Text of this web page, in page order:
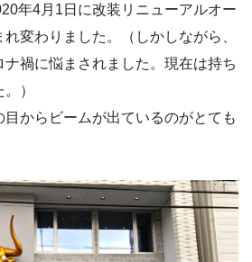
年4月1日に改装リニューアルオー
変わりました。（しかしながら、
禍に悩まされました。現在は持ち
）
からビームが出ているのがとても